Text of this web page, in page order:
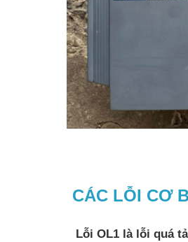
CÁC LỖI CƠ
Lỗi OL1 là lỗi quá